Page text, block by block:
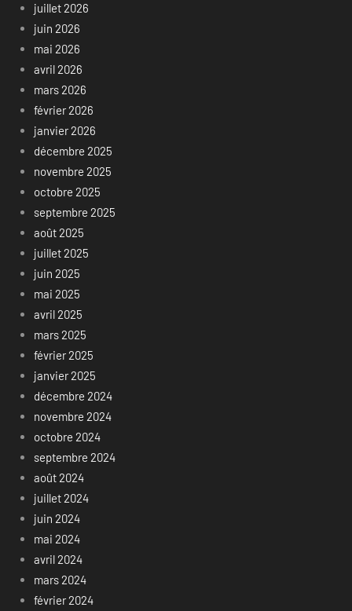
juillet 2026
juin 2026
mai 2026
avril 2026
mars 2026
février 2026
janvier 2026
décembre 2025
novembre 2025
octobre 2025
septembre 2025
août 2025
juillet 2025
juin 2025
mai 2025
avril 2025
mars 2025
février 2025
janvier 2025
décembre 2024
novembre 2024
octobre 2024
septembre 2024
août 2024
juillet 2024
juin 2024
mai 2024
avril 2024
mars 2024
février 2024